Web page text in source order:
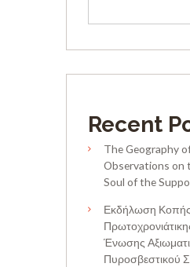
Recent
The Geography
Observations on
Soul of the
Εκδήλωση Κοπής
Ένωσης
Πυροσβεστικού